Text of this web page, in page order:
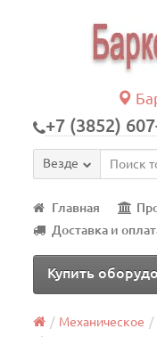
+7 (3852)
Везде
Главная
Доставка и
Купить
Механическое